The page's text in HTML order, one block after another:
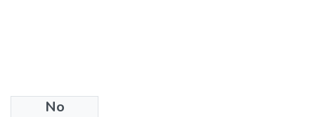
No